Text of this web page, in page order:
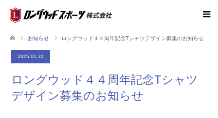
お知らせ ロングウッド４４周年記念Tシャツデザイン募集のお知らせ
2025.01.31
ロングウッド４４周年記念Tシャツ
デザイン募集のお知らせ